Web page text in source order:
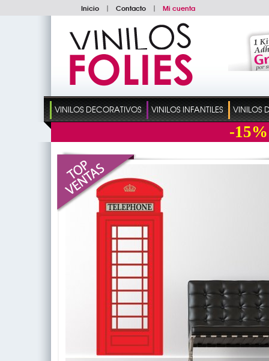
Inicio | Contacto | Mi cuenta
VINILOS DECORATIVOS VINILOS INFANTILES VINILOS
-15%